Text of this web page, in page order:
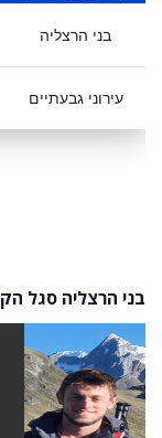
בני הרצליה
עירוני גבעתיים
בני הרצליה סגל